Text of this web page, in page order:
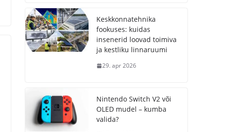
Keskkonnatehnika
fookuses: kuidas
insenerid loovad toimiva
ja kestliku linnaruumi
29. apr 2026
Nintendo Switch V2 või
OLED mudel – kumba
valida?